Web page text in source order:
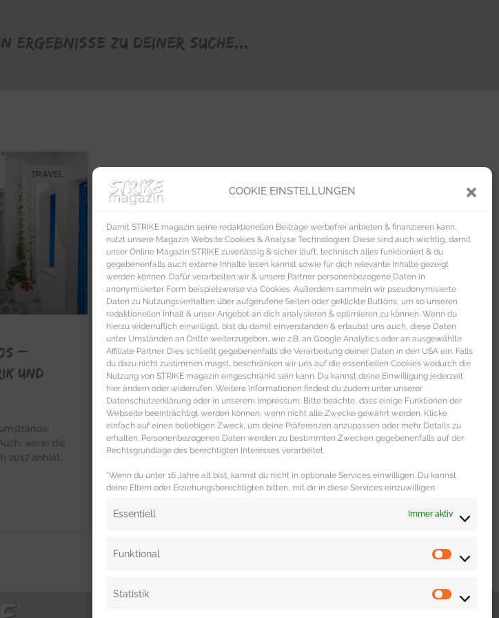
COOKIE EINSTELLUNGEN
Damit STRIKE magazin seine redaktionellen Beiträge werbefrei anbieten & finanzieren kann,
nutzt unsere Magazin Website Cookies & Analyse Technologien. Diese sind auch wichtig, damit
unser Online Magazin STRIKE zuverlässig & sicher läuft, technisch alles funktioniert & du
gegebenenfalls auch externe Inhalte lesen kannst sowie für dich relevante Inhalte gezeigt
werden können. Dafür verarbeiten wir & unsere Partner personenbezogene Daten in
anonymisierter Form beispielsweise via Cookies. Außerdem sammeln wir pseudonymisierte
Daten zu Nutzungsverhalten über aufgerufene Seiten oder geklickte Buttons, um so unseren
redaktionellen Inhalt & unser Angebot an dich analysieren & optimieren zu können. Wenn du
hierzu widerruflich einwilligst, bist du damit einverstanden & erlaubst uns auch, diese Daten
unter Umständen an Dritte weiterzugeben, wie z.B. an Google Analytics oder an ausgewählte
Affiliate Partner. Dies schließt gegebenenfalls die Verarbeitung deiner Daten in den USA ein. Falls
du dazu nicht zustimmen magst, beschränken wir uns auf die essentiellen Cookies wodurch die
Nutzung von STRIKE magazin eingeschränkt sein kann. Du kannst deine Einwilligung jederzeit
hier ändern oder widerrufen. Weitere Informationen findest du zudem unter unserer
Datenschutzerklärung oder in unserem Impressum. Bitte beachte, dass einige Funktionen der
Webseite beeinträchtigt werden können, wenn nicht alle Zwecke gewährt werden. Klicke
einfach auf einen beliebigen Zweck, um deine Präferenzen anzupassen oder mehr Details zu
erhalten. Personenbezogenen Daten werden zu bestimmten Zwecken gegebenenfalls auf der
Rechtsgrundlage des berechtigten Interesses verarbeitet.
*Wenn du unter 16 Jahre alt bist, kannst du nicht in optionale Services einwilligen. Du kannst
deine Eltern oder Erziehungsberechtigten bitten, mit dir in diese Services einzuwilligen.
Essentiell Immer aktiv
Funktional
Statistik
Ergebnisse zu deiner Suche...
TRAVEL
–
und
wenn die
2017 anhält,